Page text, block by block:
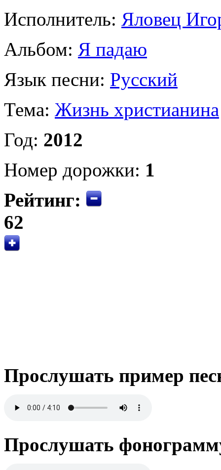
Исполнитель: Яловец
Альбом: Я падаю
Язык песни: Русский
Тема: Жизнь христианина
Год: 2012
Номер дорожки: 1
Рейтинг:
62
Прослушать пример
Прослушать